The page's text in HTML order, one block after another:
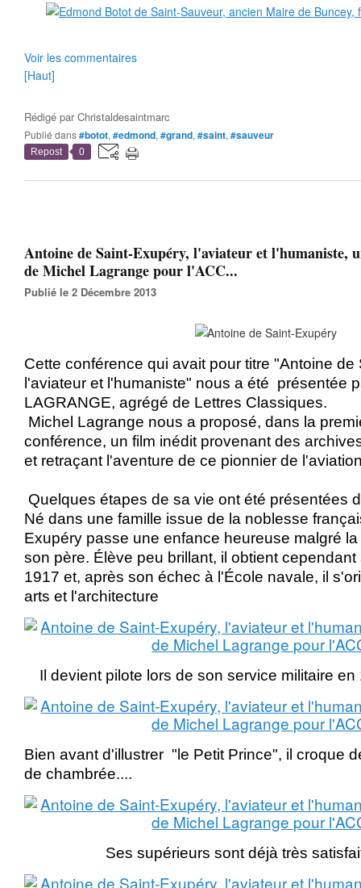
Voir les commentaires
[Haut]
Rédigé parChristaldesaintmarc
Publié dans#botot, #edmond, #grand, #saint, #sauveur
Repost 0
Antoine de Saint-Exupéry, l'aviateur et l'humaniste,
de Michel Lagrange pour l'ACC...
Publié le 2 Décembre 2013
Cette conférence qui avait pour titre "Antoine de
l'aviateur et l'humaniste" nous a été présentée
LAGRANGE, agrégé de Lettres Classiques.
Michel Lagrange nous a proposé, dans la
conférence, un film inédit provenant des
et retraçant l'aventure de ce pionnier de
Quelques étapes de sa vie ont été présentées
Né dans une famille issue de la noblesse
Exupéry passe une enfance heureuse malgré
son père. Élève peu brillant, il obtient
1917 et, après son échec à l'École navale, il
arts et l'architecture
Il devient pilote lors de son service militaire
Bien avant d'illustrer "le Petit Prince", il croque
de chambrée....
Ses supérieurs sont déjà très